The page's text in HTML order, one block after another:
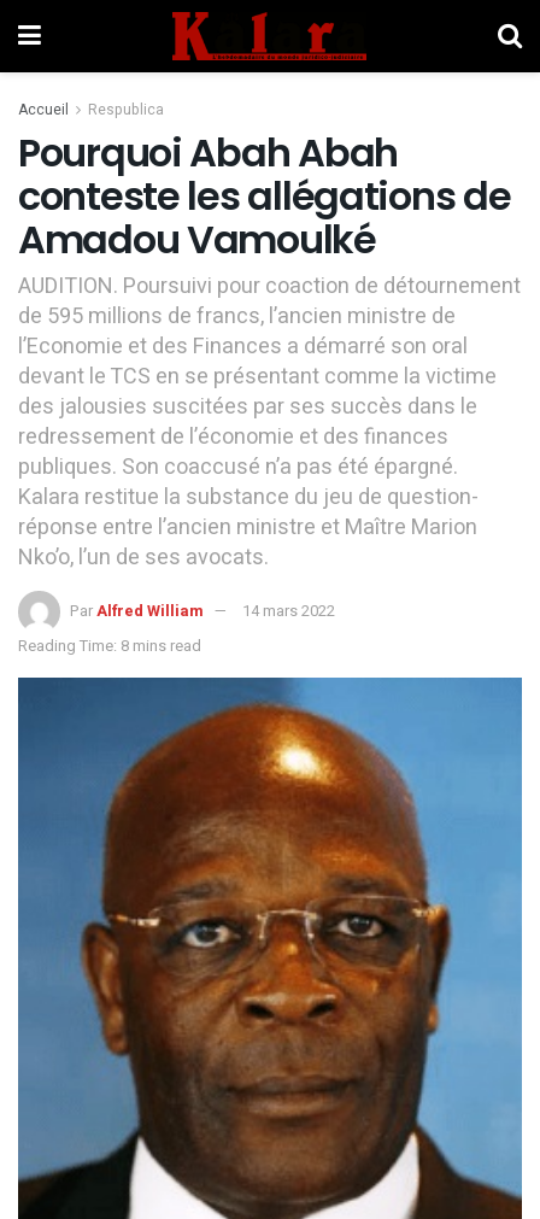
Accueil Respublica
Pourquoi Abah Abah
conteste les allégations de
Amadou Vamoulké
AUDITION. Poursuivi pour coaction de détournement
de 595 millions de francs, l’ancien ministre de
l’Economie et des Finances a démarré son oral
devant le TCS en se présentant comme la victime
des jalousies suscitées par ses succès dans le
redressement de l’économie et des finances
publiques. Son coaccusé n’a pas été épargné.
Kalara restitue la substance du jeu de question-
réponse entre l’ancien ministre et Maître Marion
Nko’o, l’un de ses avocats.
ParAlfred William
14 mars 2022
Reading Time: 8 mins read